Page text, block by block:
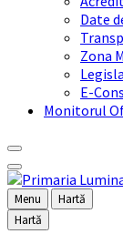
Date
Zona
E-
Monitorul
Menu
Hartă
Hartă